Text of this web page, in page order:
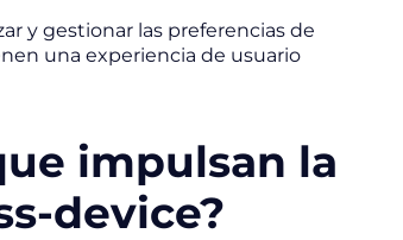
y gestionar las preferencias de
una experiencia de usuario
impulsan la
device?